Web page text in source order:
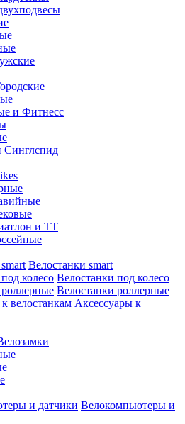
и Фитнесс
и ТТ
Велостанки smart
Велостанки под колесо
Велостанки роллерные
Аксессуары к
Велокомпьютеры и